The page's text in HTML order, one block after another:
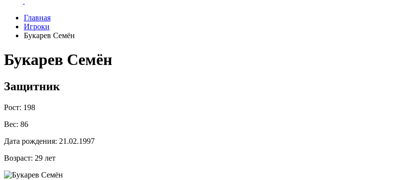
Главная
Игроки
Букарев Семён
Букарев Семён
Защитник
Рост: 198
Вес: 86
Дата рождения: 21.02.1997
Возраст: 29 лет